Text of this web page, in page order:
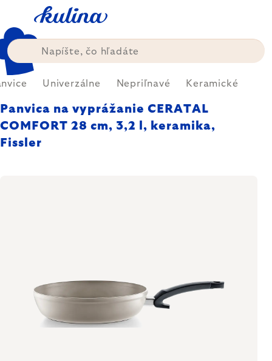
obsah
Univerzálne Nepriľnavé Keramické
Panvica na vyprážanie CERATAL
COMFORT 28 cm, 3,2 l, keramika,
Fissler